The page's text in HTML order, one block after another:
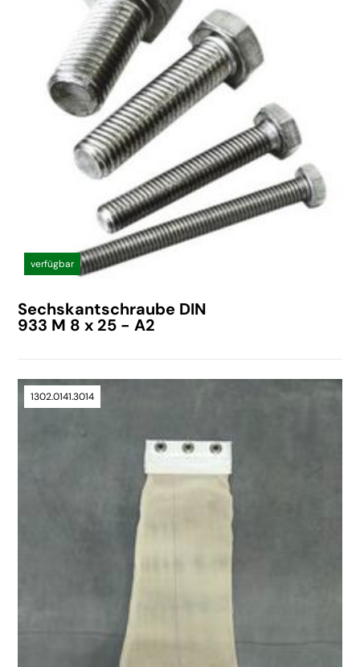
verfügbar
Sechskantschraube DIN
933 M 8 x 25 - A2
1302.0141.3014